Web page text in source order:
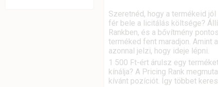
Szeretnéd, hogy a termékeid
fér bele a licitálás költsége?
Rankben, és a bővítmény
terméked fent maradjon. Amint
azonnal jelzi, hogy ideje lépni.
1 500 Ft-ért árulsz egy
kínálja? A Pricing Rank
kívánt pozíciót. Így többet